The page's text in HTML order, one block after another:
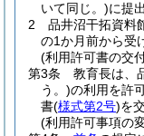
いて同じ。)に提
2
品井沼干拓資料
の1か月前から受
(利用許可書の交
第3条
教育長は、
う。)の利用を許
書(様式第2号)を
(利用許可事項の